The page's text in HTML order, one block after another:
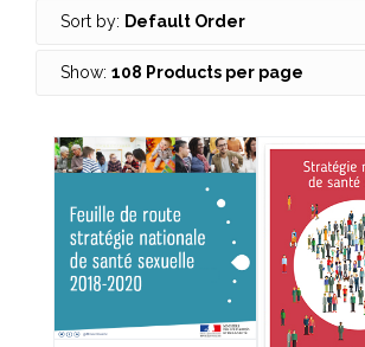
Sort by: Default Order
Show: 108 Products per page